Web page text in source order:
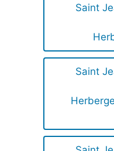
Saint
Saint